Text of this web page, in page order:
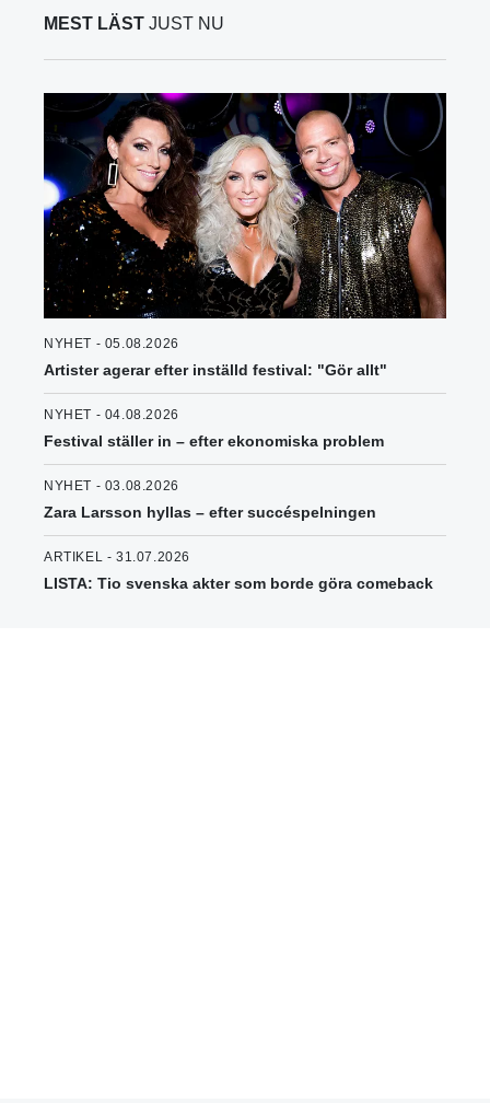
MEST LÄST JUST NU
NYHET - 05.08.2026
Artister agerar efter inställd festival: "Gör allt"
NYHET - 04.08.2026
Festival ställer in – efter ekonomiska problem
NYHET - 03.08.2026
Zara Larsson hyllas – efter succéspelningen
ARTIKEL - 31.07.2026
LISTA: Tio svenska akter som borde göra comeback